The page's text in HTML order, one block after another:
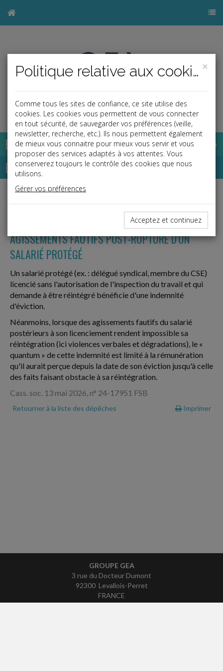
Base documentaire
Dépêches
AGISSEMENTS FAUTIFS POST-RUPTURE D'UN
SALARIÉ PROTÉGÉ
Un salarié protégé (ex. : délégué syndical, membre du CSE)
licencié sans l'autorisation de l'inspection du travail et qui
demande à être réintégré bénéficie d'une indemnité
d'éviction.
Néanmoins, lorsque des agissements fautifs du salarié
postérieurs à son licenciement rendent impossible sa
réintégration (ici violences verbales et dégradations), le «
quantum » de cette indemnité est limité à la rémunération
qu'il aurait perçue depuis la date de son éviction jusqu'à celle
des faits faisant obstacle à sa réintégration.
Cass. soc. 13 mai 2026, n° 24-17951 FSB
Retourner à la liste des dépêches Imprimer
GROUPE GEA
3 rue du Docteur Dumont
92300 Levallois-Perret
FRANCE
Tél : 01 41 49 95 50
×
Politique relative aux cookies
Comme tous les sites de confiance, ce site utilise des
cookies. Les cookies vous permettent de vous connecter
en tout sécurité, de sauvegarder vos préférences (veille,
newsletter, recherche, etc.). Ils nous permettent également
de mieux vous connaitre pour mieux vous servir et vous
proposer des services adaptés à vos attentes. Vous
conserverez toujours le contrôle des cookies que nous
utilisons.
Gérer vos préférences
Acceptez et continuez